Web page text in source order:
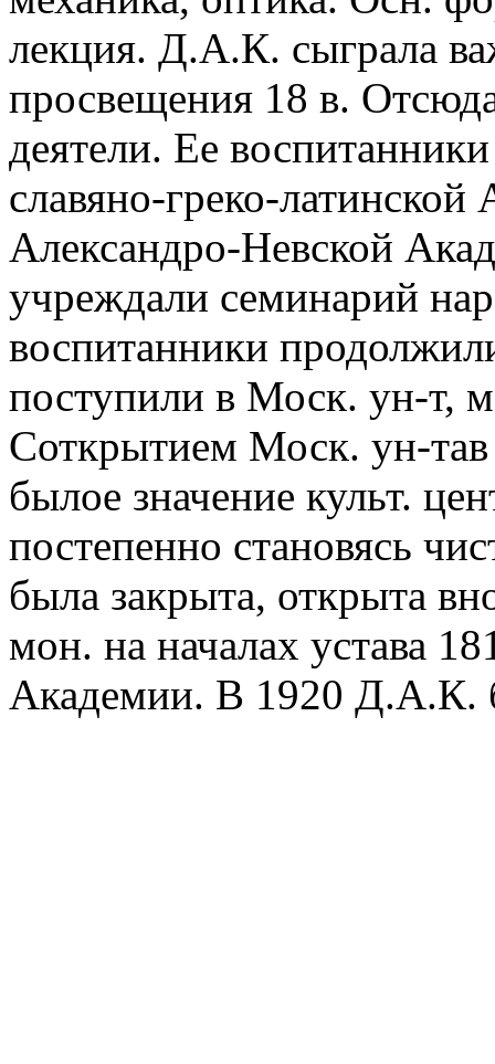
лекция. Д.А.К. сыграла
просвещения 18 в.
деятели. Ее
славяно-греко-
Александро-Невской
учреждали семинарий
воспитанники
поступили в Моск. ун-т,
Соткрытием Моск. ун-
былое значение культ.
постепенно становясь
была закрыта, открыта
мон. на началах устава
Академии. В 1920 Д.А.К.